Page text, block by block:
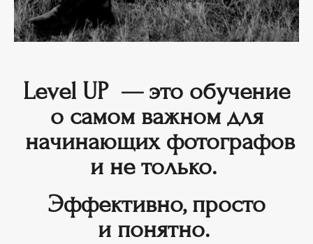
Level UP — это обучение
о самом важном для
начинающих фотографов
и не только.
Эффективно, просто
и понятно.